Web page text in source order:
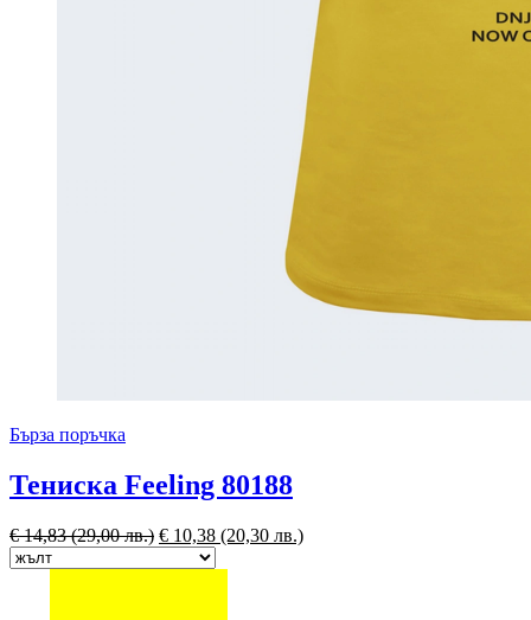
Бърза поръчка
Тениска Feeling 80188
€14,83(29,00 лв.) € 10,38 (20,30 лв.)